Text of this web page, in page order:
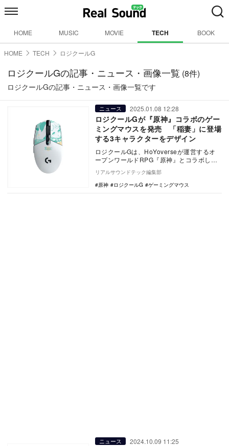
HOME MUSIC MOVIE TECH BOOK
HOME TECH ロジクールG
ロジクールGの記事・ニュース・画像一覧 (8件)
ロジクールGの記事・ニュース・画像一覧です
ニュース 2025.01.08 12:28
ロジクールGが『原神』コラボのゲー
ミングマウスを発売 「稲妻」に登場
する3キャラクターをデザイン
ロジクールGは、HoYoverseが運営するオ
ープンワールドRPG『原神』とコラボした
『G304 LIGHTSPEED ワイヤレ…
リアルサウンドテック編集部
原神
ロジクールG ゲーミングマウス
ニュース 2024.10.09 11:25